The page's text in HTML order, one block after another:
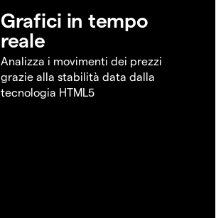
Grafici in tempo
reale
Analizza i movimenti dei prezzi
grazie alla stabilità data dalla
tecnologia HTML5